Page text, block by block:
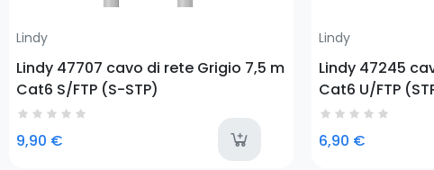
Lindy
Lindy 47707 cavo di rete Grigio 7,5 m
Cat6 S/FTP (S-STP)
9,90 € last-
Lindy
Lindy 47245
Cat6 U/FTP
6,90 €